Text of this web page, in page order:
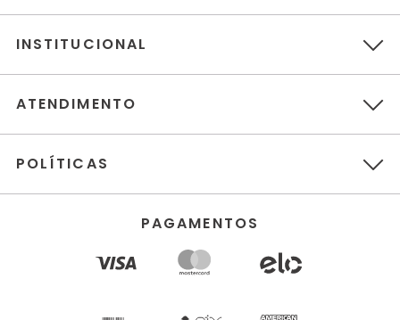
INSTITUCIONAL
ATENDIMENTO
POLÍTICAS
PAGAMENTOS